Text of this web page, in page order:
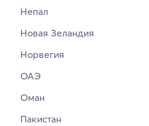
Непал
Новая Зеландия
Норвегия
ОАЭ
Оман
Пакистан